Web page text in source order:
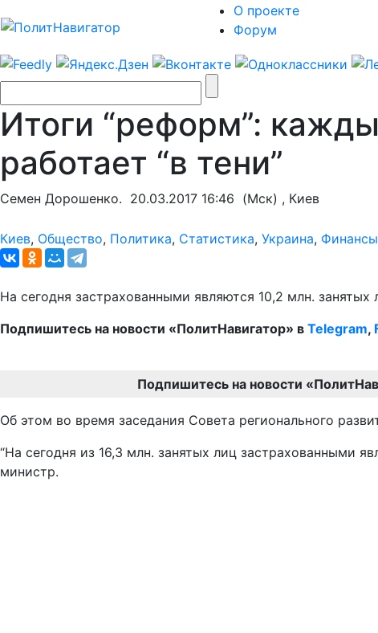
О проекте
Форум
Итоги “реформ”:
работает “в тени”
Семен Дорошенко. 20.03.2017 16:46 (Мск) , Киев
Киев, Общество, Политика, Статистика, Украина, Финансы
На сегодня застрахованными являются 10,2 млн.
Подпишитесь на новости «ПолитНавигатор» в Telegram,
Подпишитесь на новости
Об этом во время заседания Совета регионального
“На сегодня из 16,3 млн. занятых лиц застрахованными
министр.